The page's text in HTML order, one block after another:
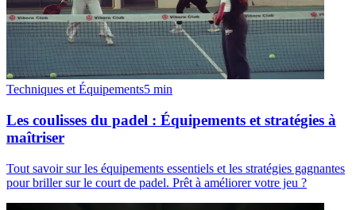
Techniques et Équipements5 min
Les coulisses du padel : Équipements et stratégies à
maîtriser
Tout savoir sur les équipements essentiels et les stratégies gagnantes
pour briller sur le court de padel. Prêt à améliorer votre jeu ?